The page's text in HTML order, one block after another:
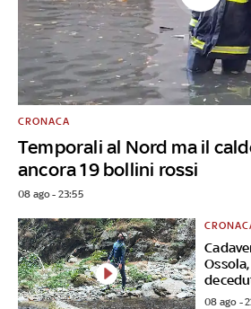
Temporali al Nord ma il
ancora 19 bollini rossi
CRONACA
08 ago - 23:55
08 ago -